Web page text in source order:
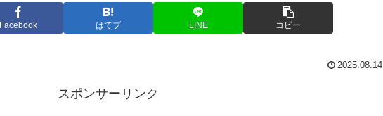
Facebook はてブ LINE コピー
2025.08.14
スポンサーリンク